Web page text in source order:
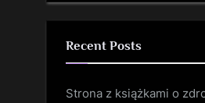
Recent Posts
Strona z książkami o